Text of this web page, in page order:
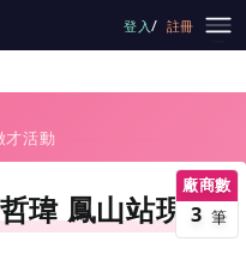
登入/ 註冊
才活動
瑋 鳳山站現場
廠商數
3 筆